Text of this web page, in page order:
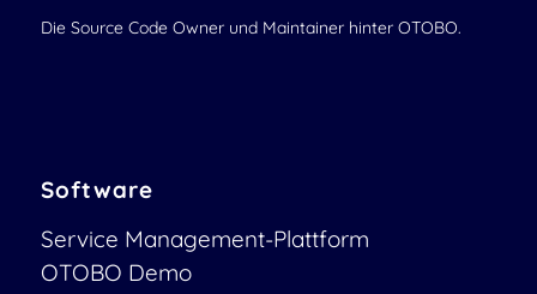
Die Source Code Owner und Maintainer hinter OTOBO.
Software
Service Management-Plattform
OTOBO Demo